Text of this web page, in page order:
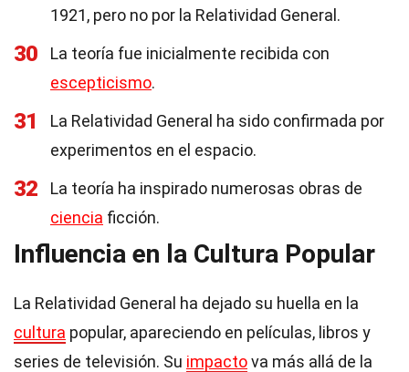
1921, pero no por la Relatividad General.
30
La teoría fue inicialmente recibida con
escepticismo.
31
La Relatividad General ha sido confirmada por
experimentos en el espacio.
32
La teoría ha inspirado numerosas obras de
ciencia ficción.
Influencia en la Cultura Popular
La Relatividad General ha dejado su huella en la
cultura popular, apareciendo en películas, libros y
series de televisión. Su impactova más allá de la